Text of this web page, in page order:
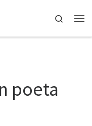
Search
poeta